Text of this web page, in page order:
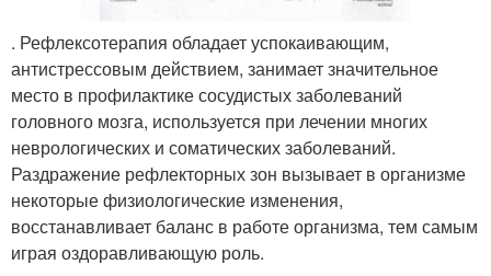
. Рефлексотерапия обладает успокаивающим,
антистрессовым действием, занимает значительное
место в профилактике сосудистых заболеваний
головного мозга, используется при лечении многих
неврологических и соматических заболеваний.
Раздражение рефлекторных зон вызывает в организме
некоторые физиологические изменения,
восстанавливает баланс в работе организма, тем самым
играя оздоравливающую роль.